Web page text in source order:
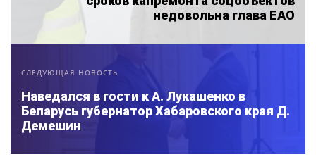
недовольна глава ЕАО
СЛЕДУЮЩАЯ НОВОСТЬ
Наведался в гости к А. Лукашенко в
Беларусь губернатор Хабаровского края Д.
Демешин